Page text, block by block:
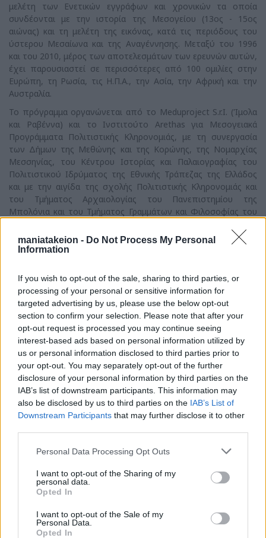
maniatakeion - Do Not Process My Personal
Information
If you wish to opt-out of the sale, sharing to third parties, or
processing of your personal or sensitive information for
targeted advertising by us, please use the below opt-out
section to confirm your selection. Please note that after your
opt-out request is processed you may continue seeing
interest-based ads based on personal information utilized by
us or personal information disclosed to third parties prior to
your opt-out. You may separately opt-out of the further
disclosure of your personal information by third parties on the
IAB’s list of downstream participants. This information may
also be disclosed by us to third parties on the IAB’s List of
Downstream Participants that may further disclose it to other
Personal Data Processing Opt Outs
I want to opt-out of the Sharing of my
personal data.
Opted In
I want to opt-out of the Sale of my
Personal Data.
Opted In
μελέτη των Ενετικών εγγράφων και χρονικών τα οποία
συνδέονται με την ιστορία της Μεσογείου (13ος - 15ος
αιώνας) και τη μελέτη της εικόνας, κατά τις περιόδους του
ύστερου Μεσαίωνα και της Αναγέννησης. Μεταξύ του 1996
και του 2010, μέρος των αποτελεσμάτων των ερευνών αυτών,
έχει παρουσιαστεί σε περισσότερες από 100 ομιλίες στην
Ευρώπη, τη Ρωσία, τις Η.Π.Α., την Ασία, την Αφρική και την
Αυστραλία.
Το πρόγραμμα οργανώνεται από το Μeduproject S.r.I. (Ίμολα
και Ραβέννα) και το Ινστιτούτο Arethas για Μεσογειακά
Προγράμματα Πολιτιστικής Κληρονομιάς, με τη συνεργασία
των Δήμων της Μεθώνης και της Κορώνης, της Νομαρχίας
Μεσσηνίας, του Κέντρου Ιστορίας και Παλαιογραφίας του
Πολιτιστικού Ιδρύματος της Εθνικής Τράπεζας της Ελλάδος
και με την αιγίδα της σχολής Πολιτιστικής Κληρονομιάς και
του Τμήματος Αρχαιολογίας του Πανεπιστημίου της
Μπολόνια και του Τμήματος Γραμμάτων και Φιλοσοφίας του
εκμάθησης Νέων Ελληνικών, Φυσικού Περιβάλλοντος και
Αρχαιολογίας της Μεσογείου, και Φωτογραφίας που
πανεπιστημιακό επίπεδο, συνδυάζονται με καλοκαιρινές
διακοπές και αποτελούν ένα πολιτιστικό ταξίδι. Σύμφωνα με
τον Καθηγητή Nanetti «Η γνώση των Νέων Ελληνικών σήμερα
είναι ένα απαραίτητο εργαλείο εργασίας όχι μόνο για τους
ιστορικούς, αρχαιολόγους, κ.λ.π., αλλά ακόμα και για κάποιον
που θέλει να κάνει διακοπές και ταυτόχρονα να μάθει την
ιστορία της περιοχής».
Το βράδυ της Παρασκευής 27 Αυγούστου το Μανιατάκειον
Ίδρυμα οργάνωσε τελετή απονομής των πιστοποιητικών
παρακολούθησης του Θερινού Σχολείου 2010 στη Κορώνη. Τα
πιστοποιητικά απένειμαν η κυρία Αικατερίνη Καμηλάκη,
Διευθύντρια του Κέντρου Ερεύνης της Ελληνικής Λαογραφίας
Ιωάννης Πλεμμένος, Ερευνητής του Κέντρου Ερεύνης της
Ευγενία Κοκκέβη, Κοινωνική Λειτουργός και μέλος του
Διοικητικού Συμβουλίου του Μανιατακείου Ιδρύματος.
Φωτογραφίες